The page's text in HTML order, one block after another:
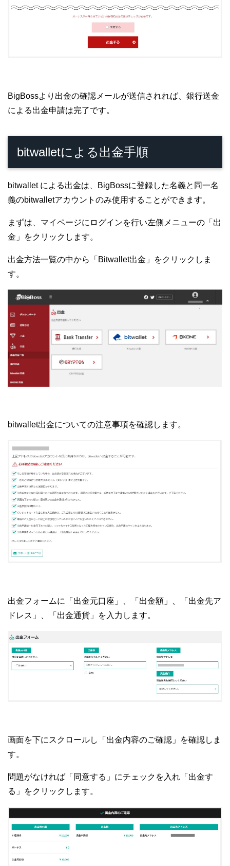
BigBossより出金の確認メールが送信されれば、銀行送金
による出金申請は完了です。
bitwalletによる出金手順
bitwallet による出金は、BigBossに登録した名義と同一名
義のbitwalletアカウントのみ使用することができます。
まずは、マイページにログインを行い左側メニューの「出
金」をクリックします。
出金方法一覧の中から「Bitwallet出金」をクリックしま
す。
bitwallet出金についての注意事項を確認します。
出金フォームに「出金元口座」、「出金額」、「出金先ア
ドレス」、「出金通貨」を入力します。
画面を下にスクロールし「出金内容のご確認」を確認しま
す。
問題がなければ「同意する」にチェックを入れ「出金す
る」をクリックします。